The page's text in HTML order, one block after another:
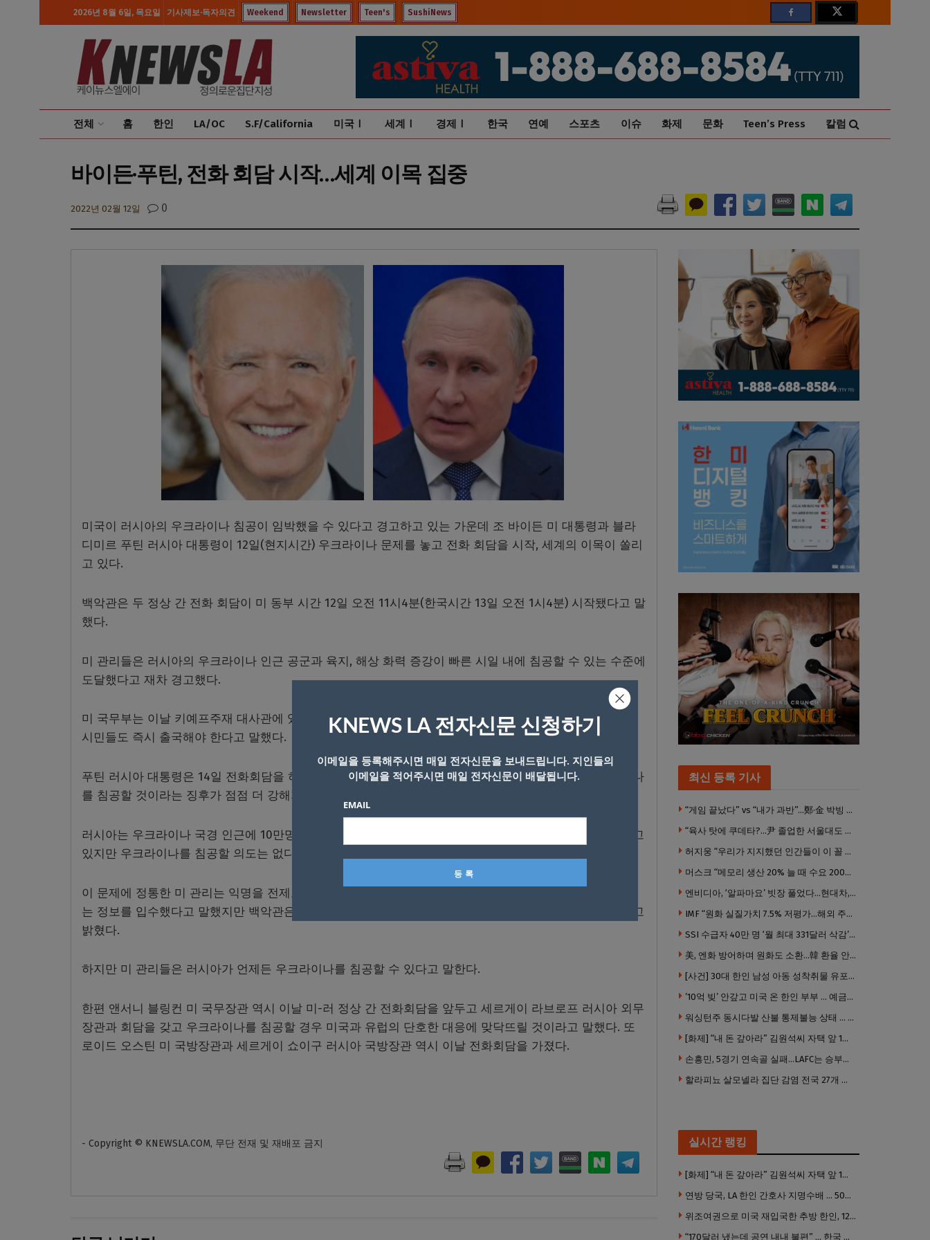
2026년 8월 6일, 목요일 기사제보·독자의견 Weekend Newsletter Teen's SushiNews
전체 홈 한인 LA/OC S.F/California 미국Ⅰ 세계Ⅰ 경제Ⅰ 한국 연예 스포츠 이슈 화제 문화 Teen’s Press 칼럼
바이든·푸틴, 전화 회담 시작…세계 이목 집중
2022년 02월 12일 0
미국이 러시아의 우크라이나 침공이 임박했을 수 있다고 경고하고 있는 가운데 조 바이든 미 대통령과 블라
디미르 푸틴 러시아 대통령이 12일(현지시간) 우크라이나 문제를 놓고 전화 회담을 시작, 세계의 이목이 쏠리
고 있다.
백악관은 두 정상 간 전화 회담이 미 동부 시간 12일 오전 11시4분(한국시간 13일 오전 1시4분) 시작됐다고 말
했다.
미 관리들은 러시아의 우크라이나 인근 공군과 육지, 해상 화력 증강이 빠른 시일 내에 침공할 수 있는 수준에
도달했다고 재차 경고했다.
미 국무부는 이날 키예프주재 대사관에 있는 대부분의 미국 직원들에게 출국 명령이 내려졌으며 다른 미국
시민들도 즉시 출국해야 한다고 말했다.
푸틴 러시아 대통령은 14일 전화회담을 하기를 원했지만, 바이든 대통령은 백악관이 러시아가 곧 우크라이나
를 침공할 것이라는 징후가 점점 더 강해지고 있다며 전화회담을 앞당길 것을 촉구, 이날 회담이 이뤄졌다.
러시아는 우크라이나 국경 인근에 10만명이 훨씬 넘는 병력을 집결시켰고, 인접국 벨라루스에서 훈련을 하고
있지만 우크라이나를 침공할 의도는 없다고 부인하고 있다.
이 문제에 정통한 미 관리는 익명을 전제로 미국은 러시아가 오는 16일 우크라이나를 침공할 것으로 보인다
는 정보를 입수했다고 말했지만 백악관은 러시아가 언제 우크라이나 침공을 감행할 지 확실히 알지 못한다고
밝혔다.
하지만 미 관리들은 러시아가 언제든 우크라이나를 침공할 수 있다고 말한다.
한편 앤서니 블링컨 미 국무장관 역시 이날 미-러 정상 간 전화회담을 앞두고 세르게이 라브로프 러시아 외무
장관과 회담을 갖고 우크라이나를 침공할 경우 미국과 유럽의 단호한 대응에 맞닥뜨릴 것이라고 말했다. 또
로이드 오스틴 미 국방장관과 세르게이 쇼이구 러시아 국방장관 역시 이날 전화회담을 가졌다.
- Copyright © KNEWSLA.COM, 무단 전재 및 재배포 금지
최신 등록 기사
“게임 끝났다” vs “내가 과반”…鄭·金 박빙 전대 서로 우위 주장
“육사 탓에 쿠데타?…尹 졸업한 서울대도 없애야 하나”
허지웅 “우리가 지지했던 인간들이 이 꼴 만들었다”
머스크 “메모리 생산 20% 늘 때 수요 200% 증가” … 반도체 매출 1조달러 눈 앞
엔비디아, ‘알파마요’ 빗장 풀었다…현대차, 자율주행 속도내나
IMF “원화 실질가치 7.5% 저평가…해외 주식투자 영향”
SSI 수급자 40만 명 ‘월 최대 331달러 삭감’ 위기…10만 명은 수급자격 상실
美, 엔화 방어하며 원화도 소환…韓 환율 안정 ‘우군’ 되나
[사건] 30대 한인 남성 아동 성착취물 유포 혐의로 체포
’10억 빚’ 안갚고 미국 온 한인 부부 … 예금보험공사, 미국서 소송
워싱턴주 동시다발 산불 통제불능 상태 … 이재민 수십만명
[화제] “내 돈 갚아라” 김원석씨 자택 앞 1인 광대 시위 … 한인 투자사, “108만 달러 못받아”
손흥민, 5경기 연속골 실패…LAFC는 승부차기 끝 과달라하라 격파
할라피뇨 살모넬라 집단 감염 전국 27개 주 급속 확산
실시간 랭킹
[화제] “내 돈 갚아라” 김원석씨 자택 앞 1인 광대 시위 … 한인 투자사, “108만 달러 못받아”
연방 당국, LA 한인 간호사 지명수배 … 500만 달러 메디캐어 사기, 선고 직전 한국 도주
위조여권으로 미국 재입국한 추방 한인, 120만 달러 은행 사기 행각
“170달러 냈는데 공연 내내 불편” … 한국 코미디언 LA공연, 음향 불량에 외모 비하 개그 논란
KNEWS LA 전자신문 신청하기
이메일을 등록해주시면 매일 전자신문을 보내드립니다. 지인들의
이메일을 적어주시면 매일 전자신문이 배달됩니다.
EMAIL